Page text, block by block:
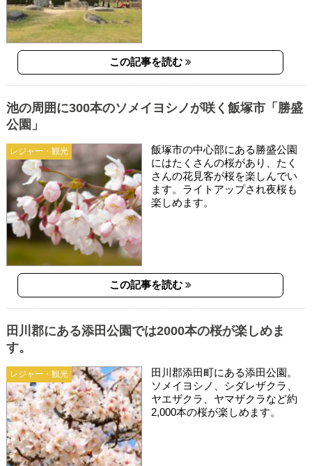
この記事を読む
レジャー・観光
池の周囲に300本のソメイヨシノが咲く飯塚市「勝盛
公園」
飯塚市の中心部にある勝盛公園
にはたくさんの桜があり、たく
さんの花見客が桜を楽しんでい
ます。ライトアップされ夜桜も
楽しめます。
この記事を読む
レジャー・観光
田川郡にある添田公園では2000本の桜が楽しめま
す。
田川郡添田町にある添田公園。
ソメイヨシノ、シダレザクラ、
ヤエザクラ、ヤマザクラなど約
2,000本の桜が楽しめます。